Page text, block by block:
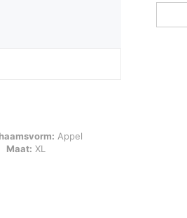
116 cm / 46 in, Taille: 82 cm / 32 in,
Appel
Maat: XL